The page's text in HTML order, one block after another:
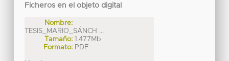
Ficheros en el objeto digital
Nombre:
TESIS_MARIO_SÁNCH ...
Tamaño: 1.477Mb
Formato: PDF